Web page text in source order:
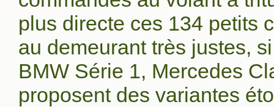
plus directe ces 134 petits
au demeurant très justes,
BMW Série 1, Mercedes
proposent des variantes